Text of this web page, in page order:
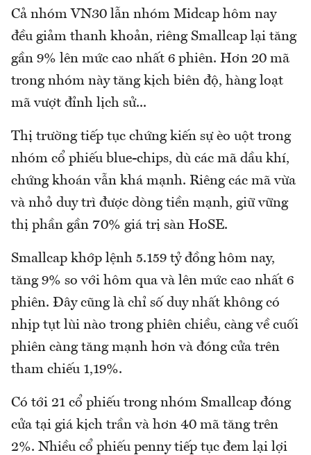
Cả nhóm VN30 lẫn nhóm Midcap hôm nay
đều giảm thanh khoản, riêng Smallcap lại tăng
gần 9% lên mức cao nhất 6 phiên. Hơn 20 mã
trong nhóm này tăng kịch biên độ, hàng loạt
mã vượt đỉnh lịch sử...
Thị trường tiếp tục chứng kiến sự èo uột trong
nhóm cổ phiếu blue-chips, dù các mã dầu khí,
chứng khoán vẫn khá mạnh. Riêng các mã vừa
và nhỏ duy trì được dòng tiền mạnh, giữ vững
thị phần gần 70% giá trị sàn HoSE.
Smallcap khớp lệnh 5.159 tỷ đồng hôm nay,
tăng 9% so với hôm qua và lên mức cao nhất 6
phiên. Đây cũng là chỉ số duy nhất không có
nhịp tụt lùi nào trong phiên chiều, càng về cuối
phiên càng tăng mạnh hơn và đóng cửa trên
tham chiếu 1,19%.
Có tới 21 cổ phiếu trong nhóm Smallcap đóng
cửa tại giá kịch trần và hơn 40 mã tăng trên
2%. Nhiều cổ phiếu penny tiếp tục đem lại lợi